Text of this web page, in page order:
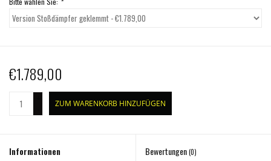
€1.789,00
ZUM WARENKORB HINZUFÜGEN
Informationen Bewertungen(0)